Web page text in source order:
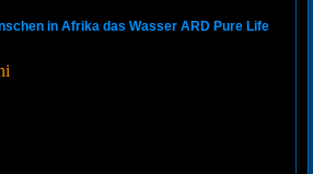
in Afrika das Wasser ARD Pure Life